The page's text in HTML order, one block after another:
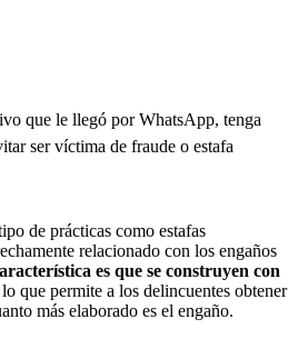
que le llegó por WhatsApp, tenga
ser víctima de fraude o estafa
de prácticas como estafas
relacionado con los engaños
es que se construyen con
lo que permite a los delincuentes obtener
más elaborado es el engaño.